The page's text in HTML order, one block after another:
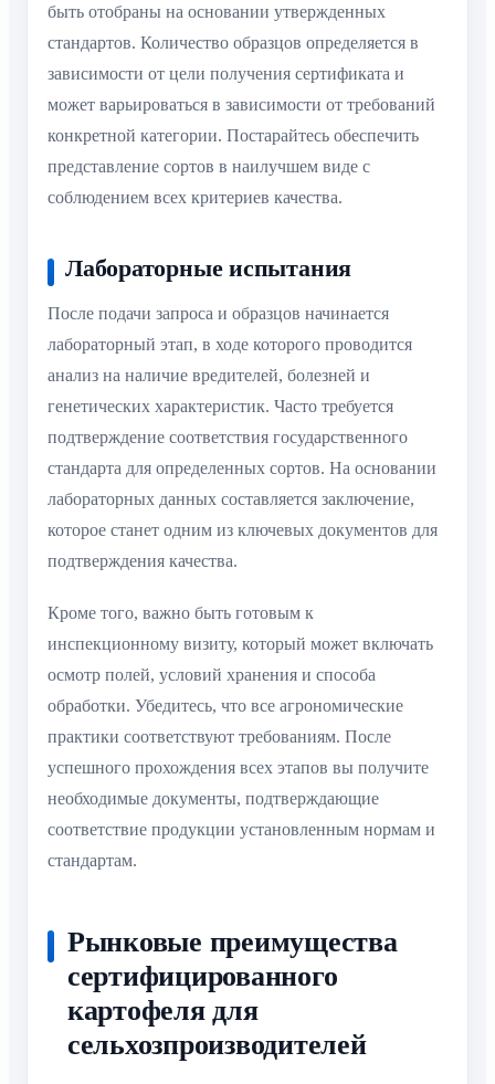
быть отобраны на основании утвержденных
стандартов. Количество образцов определяется в
зависимости от цели получения сертификата и
может варьироваться в зависимости от требований
конкретной категории. Постарайтесь обеспечить
представление сортов в наилучшем виде с
соблюдением всех критериев качества.
Лабораторные испытания
После подачи запроса и образцов начинается
лабораторный этап, в ходе которого проводится
анализ на наличие вредителей, болезней и
генетических характеристик. Часто требуется
подтверждение соответствия государственного
стандарта для определенных сортов. На основании
лабораторных данных составляется заключение,
которое станет одним из ключевых документов для
подтверждения качества.
Кроме того, важно быть готовым к
инспекционному визиту, который может включать
осмотр полей, условий хранения и способа
обработки. Убедитесь, что все агрономические
практики соответствуют требованиям. После
успешного прохождения всех этапов вы получите
необходимые документы, подтверждающие
соответствие продукции установленным нормам и
стандартам.
Рынковые преимущества
сертифицированного
картофеля для
сельхозпроизводителей